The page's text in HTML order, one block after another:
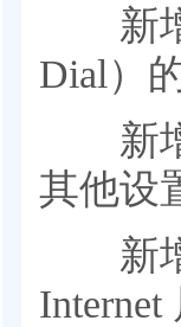
新增
Dial）
新增
其他设
新增